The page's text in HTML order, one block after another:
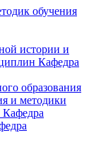
обучения
истории и
Кафедра
образования
и методики
Кафедра